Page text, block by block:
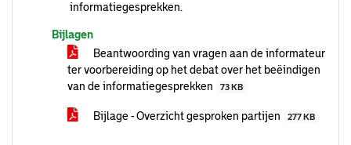
informatiegesprekken.
Bijlagen
Beantwoording van vragen aan de informateur
ter voorbereiding op het debat over het beëindigen
van de informatiegesprekken
73 KB
Bijlage - Overzicht gesproken partijen 277 KB